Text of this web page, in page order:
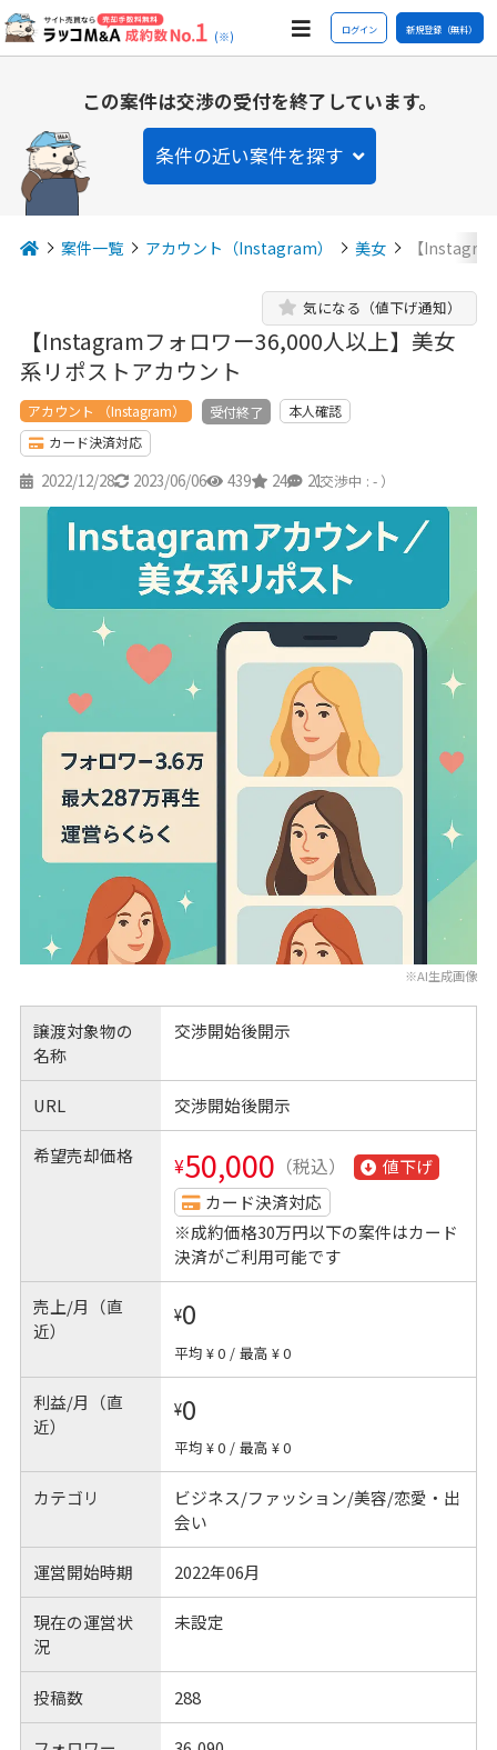
(※) ログイン 新規登録（無料）
この案件は交渉の受付を終了しています。
条件の近い案件を探す
案件一覧 アカウント（Instagram） 美女 【
【Instagramフォロワー36,000人以上】美女
系リポストアカウント
気になる（値下げ通知）
アカウント （Instagram） 受付終了
本人確認
カード決済対応
2022/12/28 2023/06/06 439 24 21
（交渉中 : - ）
※AI生成画像
譲渡対象物の
名称
交渉開始後開示
URL 交渉開始後開示
希望売却価格 ¥50,000 （税込）
値下げ
カード決済対応
※成約価格30万円以下の案件はカード
決済がご利用可能です
売上/月（直
近）
¥0
平均 ¥ 0 / 最高 ¥ 0
利益/月（直
近）
¥0
平均 ¥ 0 / 最高 ¥ 0
カテゴリ
ビジネス/ファッション/美容/恋愛・出
会い
運営開始時期 2022年06月
現在の運営状
況
未設定
投稿数 288